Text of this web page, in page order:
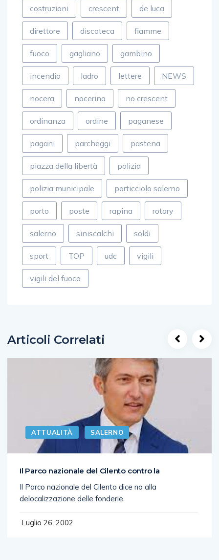
costruzioni crescent de luca
direttore discoteca fiamme
fuoco gagliano gambino
incendio ladro lettere NEWS
nocera nocerina no crescent
ordinanza ordine paganese
pagani parcheggi pastena
piazza della libertà polizia
polizia municipale porticciolo salerno
porto poste rapina rotary
salerno siniscalchi soldi
sport TOP udc vigili
vigili del fuoco
Articoli Correlati
ATTUALITÀ SALERNO
Il Parco nazionale del Cilento contro la
Il Parco nazionale del Cilento dice no alla
delocalizzazione delle fonderie
Luglio 26, 2002